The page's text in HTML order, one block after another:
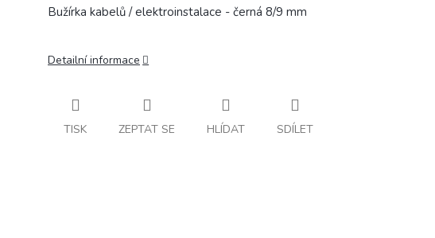
Bužírka kabelů / elektroinstalace - černá 8/9 mm
Detailní informace
TISK ZEPTAT SE HLÍDAT SDÍLET